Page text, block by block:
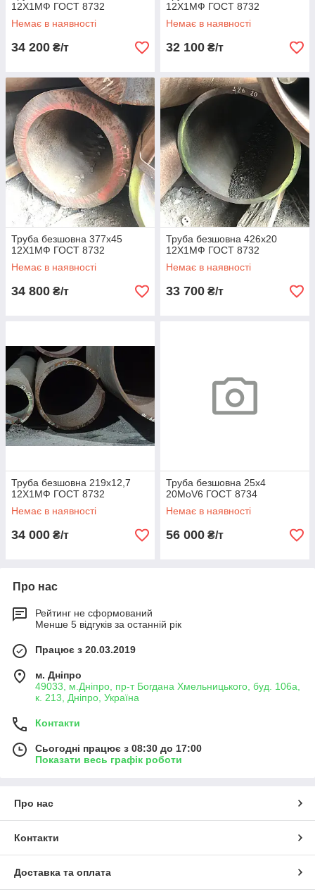
12Х1МФ ГОСТ 8732
Немає в наявності
34 200 ₴/т
12Х1МФ ГОСТ 8732
Немає в наявності
32 100 ₴/т
Труба безшовна 377х45
12Х1МФ ГОСТ 8732
Немає в наявності
34 800 ₴/т
Труба безшовна 426х20
12Х1МФ ГОСТ 8732
Немає в наявності
33 700 ₴/т
Труба безшовна 219х12,7
12Х1МФ ГОСТ 8732
Немає в наявності
34 000 ₴/т
Труба безшовна 25х4
20MoV6 ГОСТ 8734
Немає в наявності
56 000 ₴/т
Про нас
Рейтинг не сформований
Менше 5 відгуків за останній рік
Працює з 20.03.2019
м. Дніпро
49033, м.Дніпро, пр-т Богдана Хмельницького, буд. 106а,
к. 213, Дніпро, Україна
Контакти
Сьогодні працює з 08:30 до 17:00
Показати весь графік роботи
Про нас
Контакти
Доставка та оплата